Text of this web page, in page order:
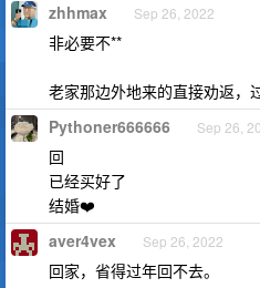
zhhmax Sep 26, 2022
非必要不**
老家那边外地来的直接劝返，
Pythoner666666 Sep 26,
回
已经买好了
结婚❤️
aver4vex Sep 26, 2022
回家，省得过年回不去。